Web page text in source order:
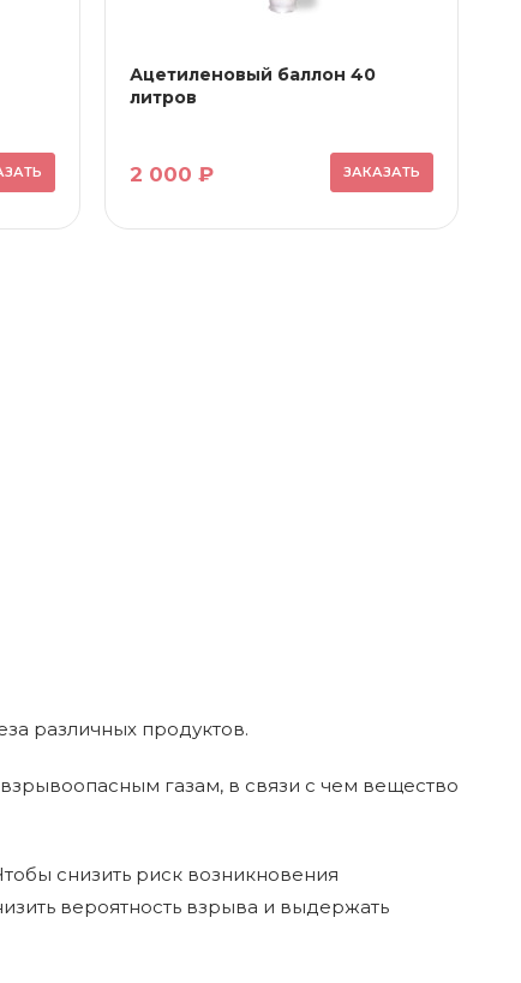
Ацетиленовый баллон 40
литров
2 000 ₽ ЗАКАЗАТЬ
различных продуктов.
газам, в связи с чем вещество
снизить риск возникновения
вероятность взрыва и выдержать